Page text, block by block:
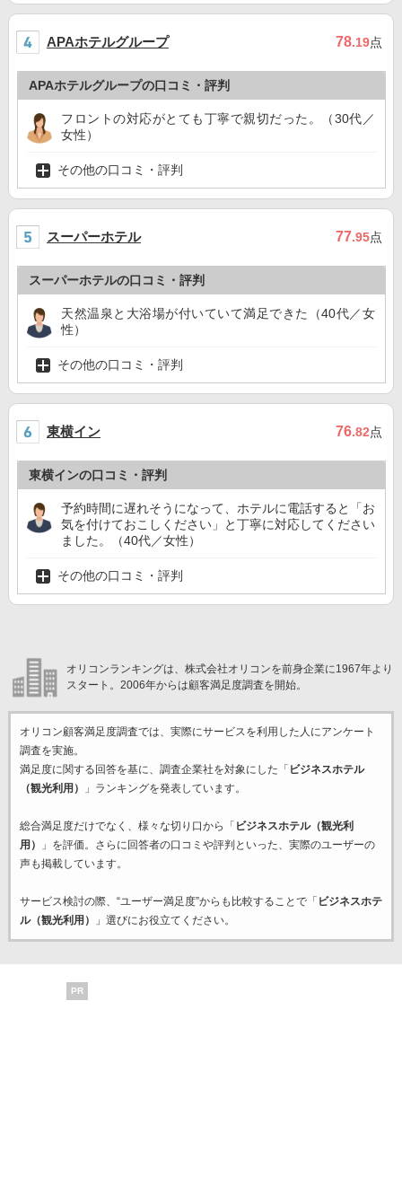
APAホテルグループ 78.19点
APAホテルグループの口コミ・評判
フロントの対応がとても丁寧で親切だった。（30代／
女性）
その他の口コミ・評判
スーパーホテル 77.95点
スーパーホテルの口コミ・評判
天然温泉と大浴場が付いていて満足できた（40代／女
性）
その他の口コミ・評判
東横イン 76.82点
東横インの口コミ・評判
予約時間に遅れそうになって、ホテルに電話すると「お
気を付けておこしください」と丁寧に対応してください
ました。（40代／女性）
その他の口コミ・評判
オリコンランキングは、株式会社オリコンを前身企業に1967年より
スタート。2006年からは顧客満足度調査を開始。
オリコン顧客満足度調査では、実際にサービスを利用した 人にアンケート
調査を実施。
満足度に関する回答を基に、調査企業社を対象にした「 ビジネスホテル
（観光利用）
」ランキングを発表しています。
総合満足度だけでなく、様々な切り口から「 ビジネスホテル（観光利
用）
」を評価。さらに回答者の口コミや評判といった、実際のユーザーの
声も掲載しています。
サービス検討の際、“ユーザー満足度”からも比較することで「 ビジネスホテ
ル（観光利用）
」選びにお役立てください。
PR